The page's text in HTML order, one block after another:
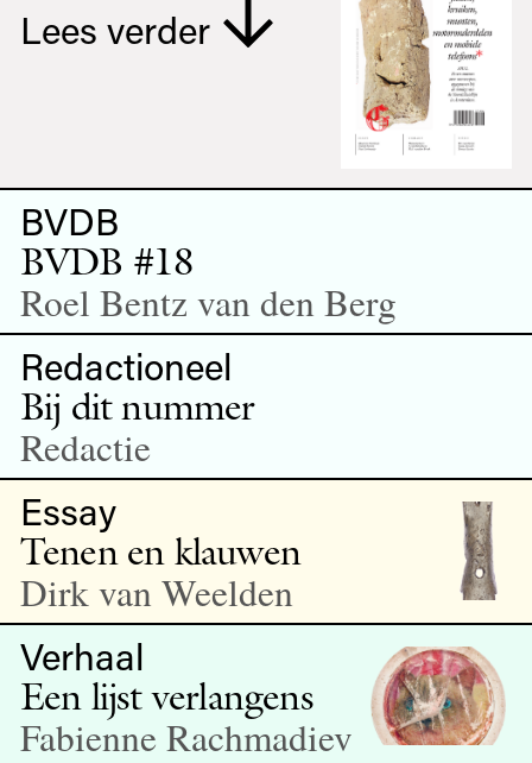
Lees verder
BVDB
BVDB #18
Roel Bentz van den Berg
Redactioneel
Bij dit nummer
Redactie
Essay
Tenen en klauwen
Dirk van Weelden
Verhaal
Een lijst verlangens
Fabienne Rachmadiev